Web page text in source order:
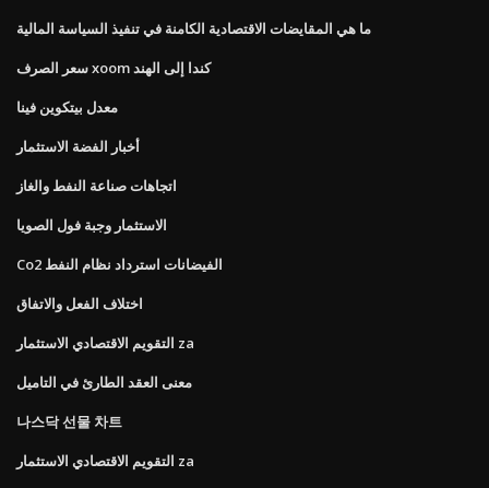
ما هي المقايضات الاقتصادية الكامنة في تنفيذ السياسة المالية
سعر الصرف xoom كندا إلى الهند
معدل بيتكوين فينا
أخبار الفضة الاستثمار
اتجاهات صناعة النفط والغاز
الاستثمار وجبة فول الصويا
Co2 الفيضانات استرداد نظام النفط
اختلاف الفعل والاتفاق
التقويم الاقتصادي الاستثمار za
معنى العقد الطارئ في التاميل
나스닥 선물 차트
التقويم الاقتصادي الاستثمار za